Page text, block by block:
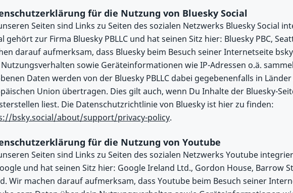
für die Nutzung von Bluesky Social
Seiten sind Links zu Seiten des sozialen Netzwerks Bluesky Social
gehört zur Firma Bluesky PBLLC und hat seinen Sitz hier: Bluesky PBC,
darauf aufmerksam, dass Bluesky beim Besuch seiner Internetseite
sowie Geräteinformationen wie IP-Adressen o.ä.
Daten werden von der Bluesky PBLLC dabei gegebenenfalls in
Union übertragen. Dies gilt auch, wenn Du Inhalte der Bluesky-
liest. Die Datenschutzrichtlinie von Bluesky ist hier zu finden:
bsky.social/about/support/privacy-policy.
für die Nutzung von Youtube
Seiten sind Links zu Seiten des sozialen Netzwerks Youtube
und hat seinen Sitz hier: Google Ireland Ltd., Gordon House, Barrow
Wir machen darauf aufmerksam, dass Youtube beim Besuch seiner